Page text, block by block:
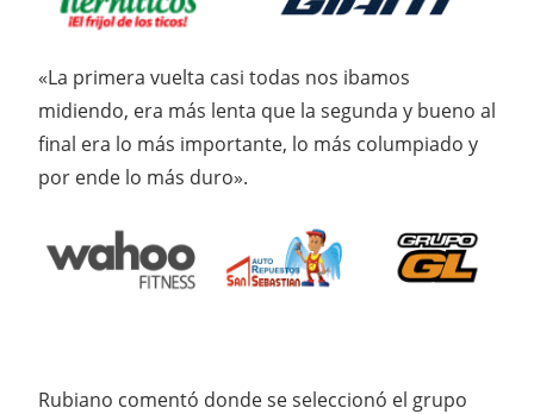
«La primera vuelta casi todas nos ibamos
midiendo, era más lenta que la segunda y bueno al
final era lo más importante, lo más columpiado y
por ende lo más duro».
Rubiano comentó donde se seleccionó el grupo